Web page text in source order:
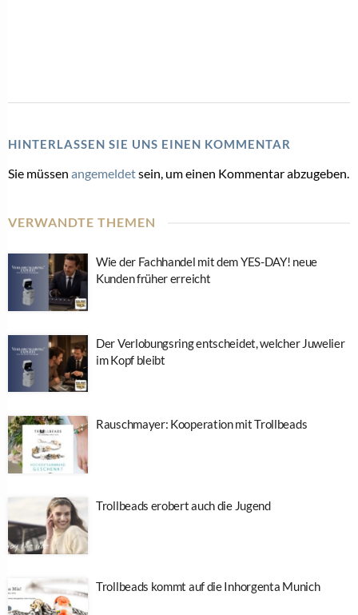
HINTERLASSEN SIE UNS EINEN KOMMENTAR
Sie müssen angemeldetsein, um einen Kommentar abzugeben.
VERWANDTE THEMEN
Wie der Fachhandel mit dem YES-DAY! neue
Kunden früher erreicht
Der Verlobungsring entscheidet, welcher Juwelier
im Kopf bleibt
Rauschmayer: Kooperation mit Trollbeads
Trollbeads erobert auch die Jugend
Trollbeads kommt auf die Inhorgenta Munich